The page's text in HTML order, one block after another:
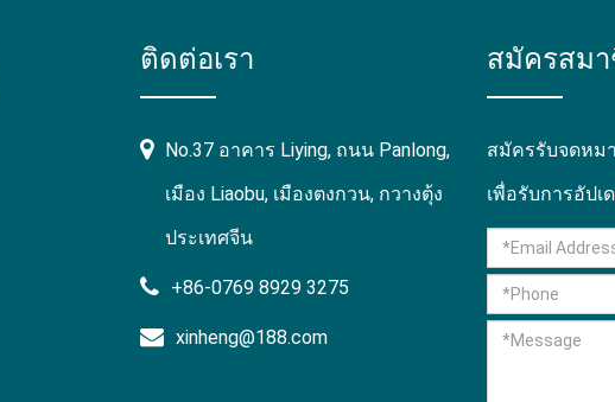
ติดต่อเรา
No.37 อาคาร Liying, ถนน Panlong,
เมือง Liaobu, เมืองตงกวน, กวางตุ้ง
ประเทศจีน
+86-0769 8929 3275
xinheng@188.com
สมัครสมา
สมัครรับจดหม
เพื่อรับการอัปเ